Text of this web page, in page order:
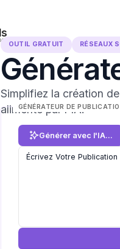
OUTIL GRATUIT RÉSEAUX
Simplifiez la création
alimenté par l'IA.
GÉNÉRATEUR DE
Générer avec l'IA...
Écrivez Votre Publication